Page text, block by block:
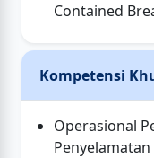
Contained
Kompetensi
Operasional
Penyelamatan